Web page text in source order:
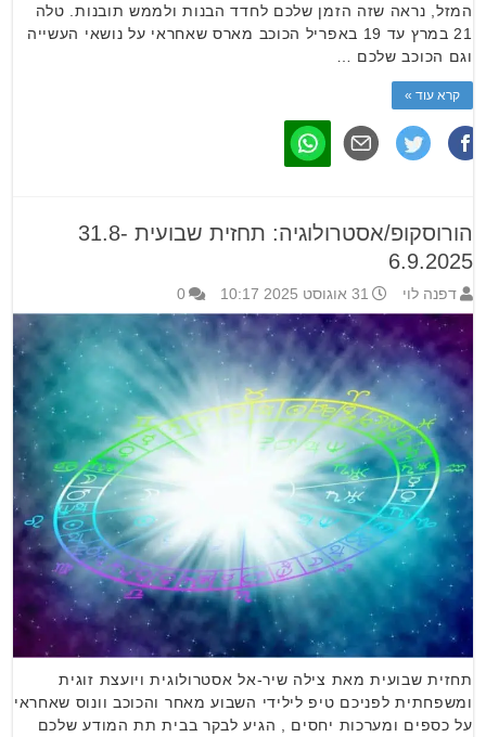
המזל, נראה שזה הזמן שלכם לחדד הבנות ולממש תובנות. טלה
21 במרץ עד 19 באפריל הכוכב מארס שאחראי על נושאי העשייה
וגם הכוכב שלכם …
קרא עוד »
הורוסקופ/אסטרולוגיה: תחזית שבועית 31.8-
6.9.2025
דפנה לוי 31 אוגוסט 2025 10:17 0
תחזית שבועית מאת צילה שיר-אל אסטרולוגית ויועצת זוגית
ומשפחתית לפניכם טיפ לילידי השבוע מאחר והכוכב וונוס שאחראי
על כספים ומערכות יחסים , הגיע לבקר בבית תת המודע שלכם